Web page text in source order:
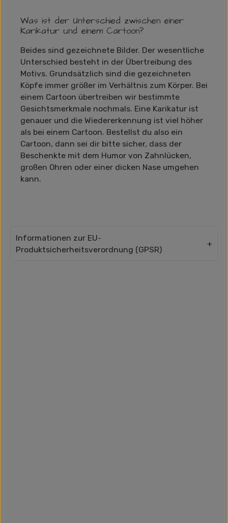
Was ist der Unterschied zwischen einer
Karikatur und einem Cartoon?
Beides sind gezeichnete Bilder. Der wesentliche
Unterschied besteht in der Übertreibung des
Motivs. Grundsätzlich sind die gezeichneten
Köpfe immer größer im Verhältnis zum Körper. Bei
einem Cartoon übertreiben wir bestimmte
Gesichtsmerkmale nochmals. Eine Karikatur ist
genauer und die Wiedererkennung ist viel höher
als bei einem Cartoon. Bestellst du also ein
Cartoon, dann sei dir bitte sicher, dass der
Beschenkte mit dem Humor von Zahnlücken,
großen Ohren oder einer dicken Nase umgehen
kann.
Informationen zur EU-
Produktsicherheitsverordnung (GPSR)